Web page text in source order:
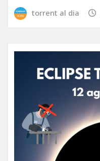
torrent al dia